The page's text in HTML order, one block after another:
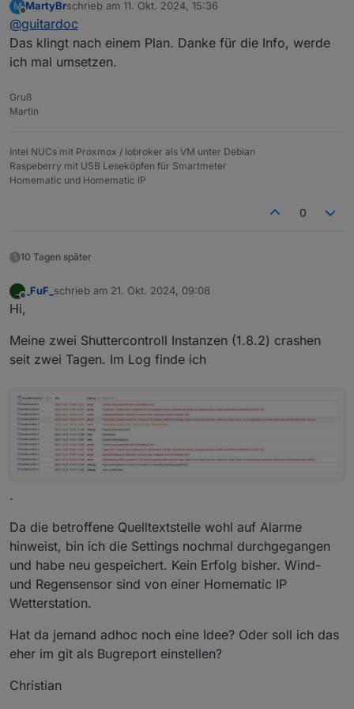
den globalen Helligkeitssensor definierst. Läuft bei
mir auch so.
M
Offline
MartyBrschrieb am 11. Okt. 2024, 15:36
zuletzt editiert von
@guitardoc
Das klingt nach einem Plan. Danke für die Info, werde
ich mal umsetzen.
Gruß
Martin
Intel NUCs mit Proxmox / Iobroker als VM unter Debian
Raspeberry mit USB Leseköpfen für Smartmeter
Homematic und Homematic IP
0
10 Tagen später
_
Offline
_FuF_ schrieb am 21. Okt. 2024, 09:08
zuletzt editiert von
Hi,
Meine zwei Shuttercontroll Instanzen (1.8.2) crashen
seit zwei Tagen. Im Log finde ich
.
Da die betroffene Quelltextstelle wohl auf Alarme
hinweist, bin ich die Settings nochmal durchgegangen
und habe neu gespeichert. Kein Erfolg bisher. Wind-
und Regensensor sind von einer Homematic IP
Wetterstation.
Hat da jemand adhoc noch eine Idee? Oder soll ich das
eher im git als Bugreport einstellen?
Christian